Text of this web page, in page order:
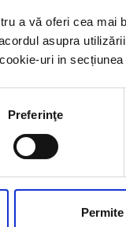
a vă oferi cea mai
asupra
uri in
Preferinţe